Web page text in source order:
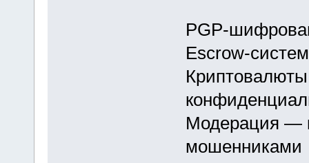
PGP-
Escrow-
Модерация —
мошенниками